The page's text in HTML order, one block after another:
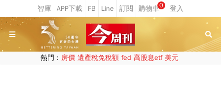
0
熱門： 房價 遺產稅免稅額 fed 高股息etf 美元